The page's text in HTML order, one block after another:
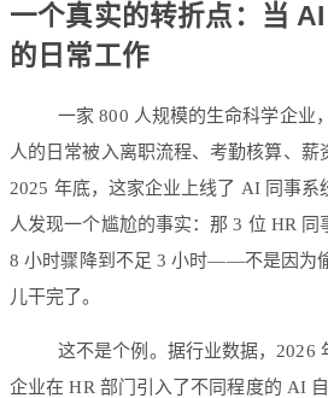
一个真实的转折点：当
的日常工作
一家 800 人规模的生命科学企业
人的日常被入离职流程、考勤核算、薪
2025 年底，这家企业上线了 AI 同事系
人发现一个尴尬的事实：那 3 位 HR 同
8 小时骤降到不足 3 小时——不是因为
儿干完了。
这不是个例。据行业数据，2026
企业在 HR 部门引入了不同程度的 AI